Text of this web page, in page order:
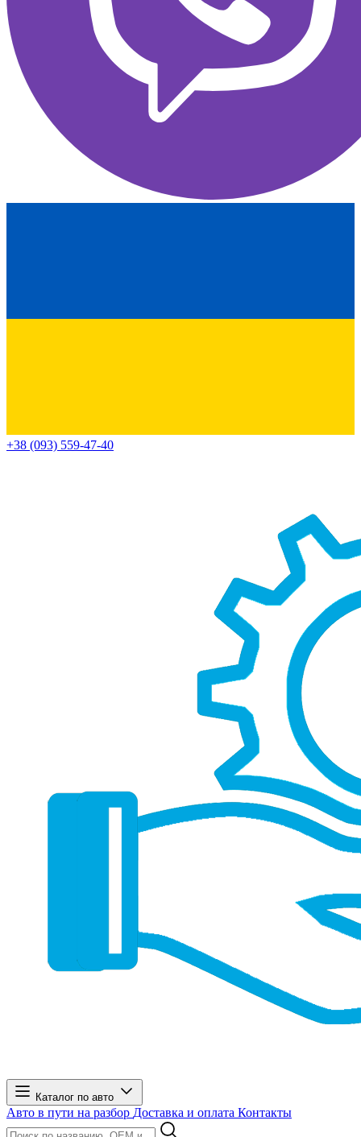
+38 (093) 559-47-40
Каталог по авто
Авто в пути на разбор Доставка и оплата Контакты